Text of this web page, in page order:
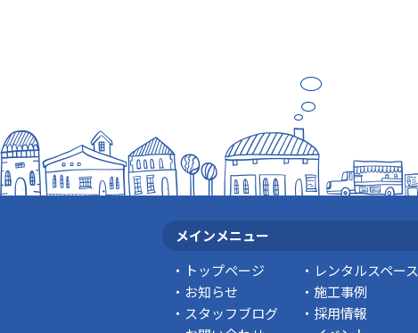
メインメニュー
トップページ
レンタルスペース
お知らせ
施工事例
スタッフブログ
採用情報